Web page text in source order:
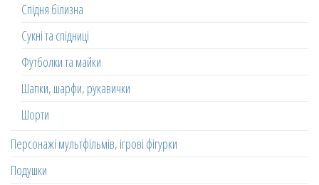
Спідня білизна
Сукні та спідниці
Футболки та майки
Шапки, шарфи, рукавички
Шорти
Персонажі мультфільмів, ігрові фігурки
Подушки